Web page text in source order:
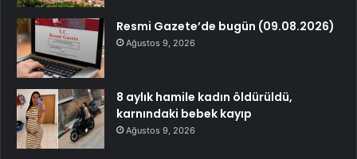
Resmi Gazete’de bugün (09.08.2026)
Ağustos 9, 2026
8 aylık hamile kadın öldürüldü,
karnındaki bebek kayıp
Ağustos 9, 2026